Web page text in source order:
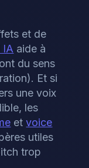
et de
IA aide à
du sens
Et si
une voix
les
etvoice
utiles
trop